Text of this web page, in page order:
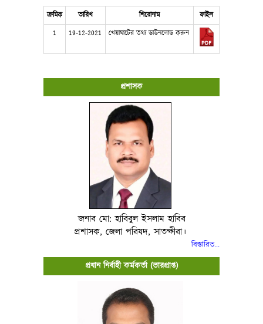
ক্রমিক তারিখ শিরোনাম
ফাইল
1
19-12-2021 খেয়াঘাটের তথ্য ডাউনলোড করুন
প্রশাসক
জনাব মো: হাবিবুল ইসলাম হাবিব
প্রশাসক, জেলা পরিষদ, সাতক্ষীরা।
বিস্তারিত...
প্রধান নির্বাহী কর্মকর্তা (ভারপ্রাপ্ত)